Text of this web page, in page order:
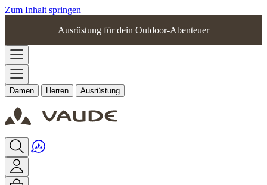
Zum Inhalt springen
Ausrüstung für dein Outdoor-Abenteuer
Damen Herren Ausrüstung